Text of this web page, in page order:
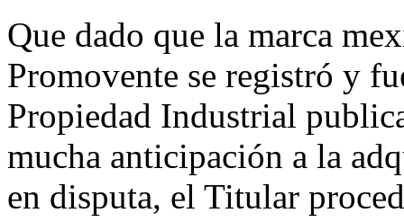
Que dado que la marca
Promovente se registró y
Propiedad Industrial
mucha anticipación a la
en disputa, el Titular